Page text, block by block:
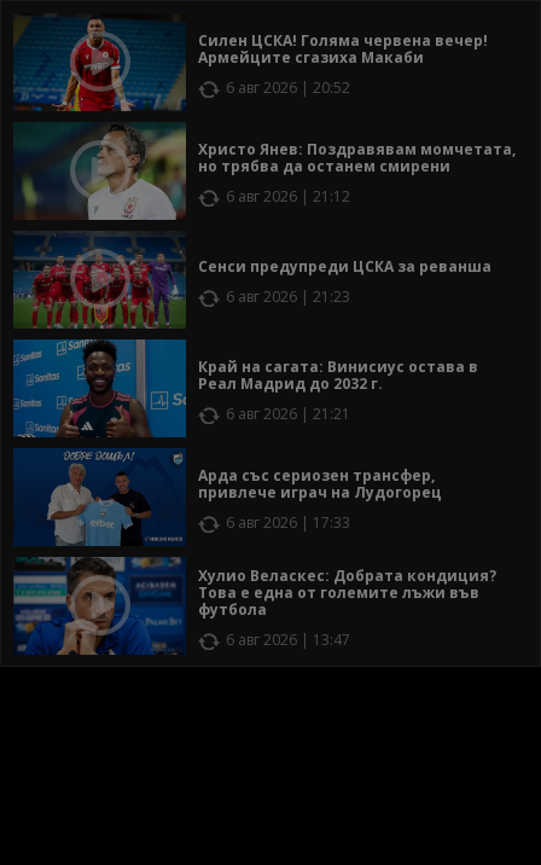
Силен ЦСКА! Голяма червена вечер!
Армейците сгазиха Макаби
6 авг 2026 | 20:52
Христо Янев: Поздравявам момчетата,
но трябва да останем смирени
6 авг 2026 | 21:12
Сенси предупреди ЦСКА за реванша
6 авг 2026 | 21:23
Край на сагата: Винисиус остава в
Реал Мадрид до 2032 г.
6 авг 2026 | 21:21
Арда със сериозен трансфер,
привлече играч на Лудогорец
6 авг 2026 | 17:33
Хулио Веласкес: Добрата кондиция?
Това е една от големите лъжи във
футбола
6 авг 2026 | 13:47